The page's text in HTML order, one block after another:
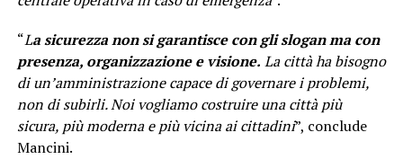
“La sicurezza non si garantisce con gli slogan ma con
presenza, organizzazione e visione. La città ha bisogno
di un’amministrazione capace di governare i problemi,
non di subirli. Noi vogliamo costruire una città più
sicura, più moderna e più vicina ai cittadini”, conclude
Mancini.